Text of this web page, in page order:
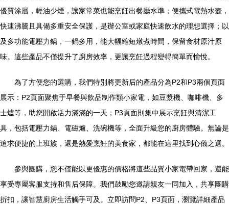
優質涂層，輕油少煙，讓家常菜也能烹飪出餐廳水準；便攜式電熱水壺，
快速沸騰且具備多重安全保護，是辦公室或家庭快速飲水的理想選擇；以
及多功能電壓力鍋，一鍋多用，能大幅縮短燉煮時間，保留食材原汁原
味。這些產品不僅提升了廚房效率，更讓烹飪過程變得簡單而愉悅。
為了方便您的選購，我們特別將更新后的產品分為P2和P3兩個頁面
展示：P2頁面聚焦于早餐與飲品制作類小家電，如豆漿機、咖啡機、多
士爐等，助您開啟活力滿滿的一天；P3頁面則集中展示烹飪與清潔工
具，包括電壓力鍋、電磁爐、洗碗機等，全面升級您的廚房體驗。無論是
追求便捷的上班族，還是熱愛烹飪的美食家，都能在這里找到心儀之選。
參與團購，您不僅能以更優惠的價格將這些品質小家電帶回家，還能
享受專屬客服支持和售后保障。我們鼓勵您邀請親友一同加入，共享團購
折扣，讓智慧廚房生活觸手可及。立即訪問P2、P3頁面，瀏覽詳細產品